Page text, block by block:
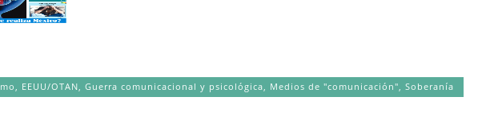
, EEUU/OTAN,Guerra comunicacional y psicológica, Medios de "comunicación",Soberanía